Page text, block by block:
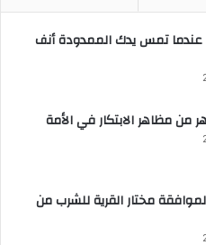
عندما تمس يدك الممدودة أنف
من مظاهر الابتكار في الأمة
مختار القرية للشرب من